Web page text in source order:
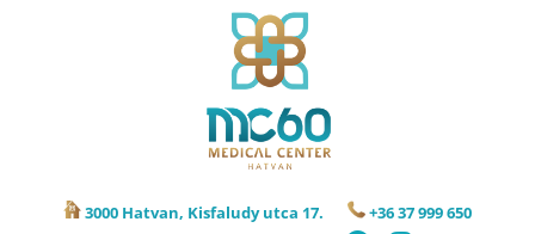
3000 Hatvan, Kisfaludy utca 17.
+36 37 999 650